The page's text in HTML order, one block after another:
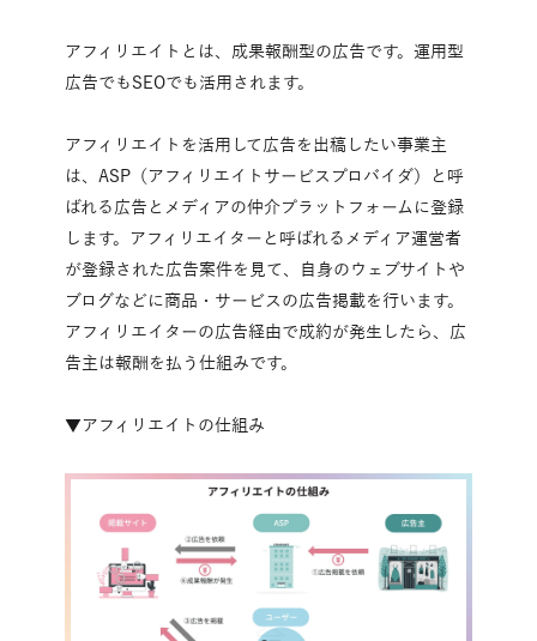
アフィリエイトとは、成果報酬型の広告です。運用型
広告でもSEOでも活用されます。
アフィリエイトを活用して広告を出稿したい事業主
は、ASP（アフィリエイトサービスプロバイダ）と呼
ばれる広告とメディアの仲介プラットフォームに登録
します。アフィリエイターと呼ばれるメディア運営者
が登録された広告案件を見て、自身のウェブサイトや
ブログなどに商品・サービスの広告掲載を行います。
アフィリエイターの広告経由で成約が発生したら、広
告主は報酬を払う仕組みです。
▼アフィリエイトの仕組み